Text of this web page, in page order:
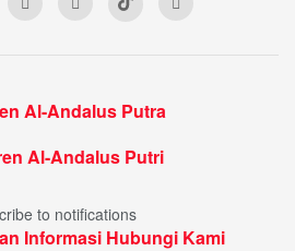
Al-Andalus Putra
Al-Andalus Putri
to notifications
Informasi Hubungi Kami